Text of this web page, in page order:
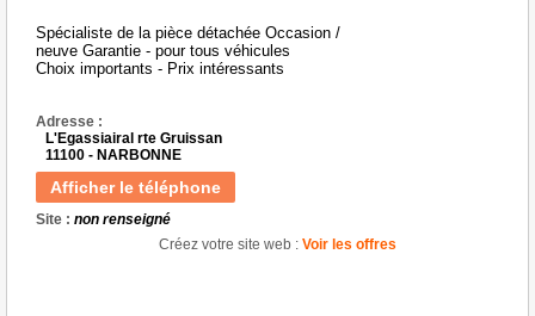
Spécialiste de la pièce détachée Occasion /
neuve Garantie - pour tous véhicules
Choix importants - Prix intéressants
Adresse :
L'Egassiairal rte Gruissan
11100 - NARBONNE
Afficher le téléphone
Site : non renseigné
Créez votre site web : Voir les offres